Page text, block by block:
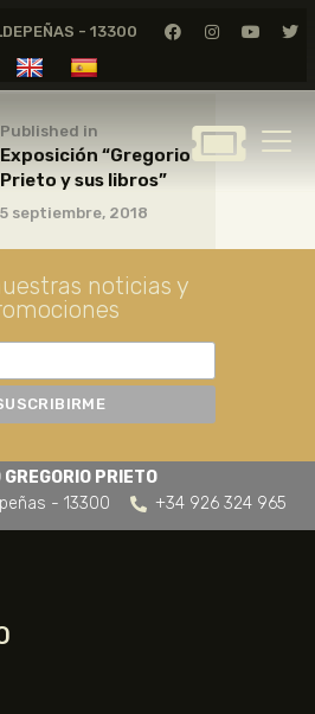
- 13300
MUSEO
GREGORIO
PRIETO
DE DIBUJO
Published in
Exposición “Gregorio
Prieto y sus libros”
5 septiembre, 2018
noticias y
GREGORIO PRIETO
- 13300
+34 926 324 965